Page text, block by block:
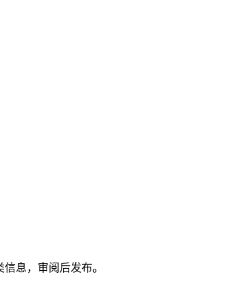
息，审阅后发布。